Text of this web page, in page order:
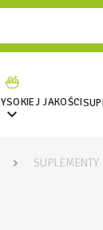
JAKOŚCI

SUPLEMENTY